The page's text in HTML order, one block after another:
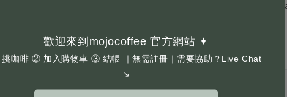
歡迎來到mojocoffee 官方網站 ✦
咖啡 ② 加入購物車 ③ 結帳 ｜無需註冊｜需要協助？Live Chat
↘
A lower acidity level indicates a heavier, less acidic taste;
taste.